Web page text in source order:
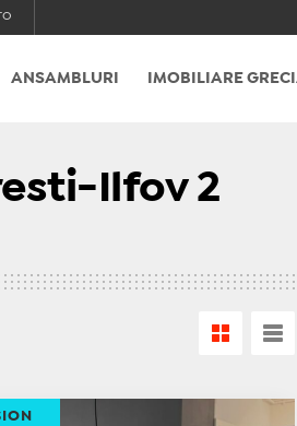
ANSAMBLURI IMOBILIARE
Ilfov 2